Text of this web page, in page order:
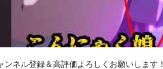
ンネル登録＆高評価よろしくお願いします！